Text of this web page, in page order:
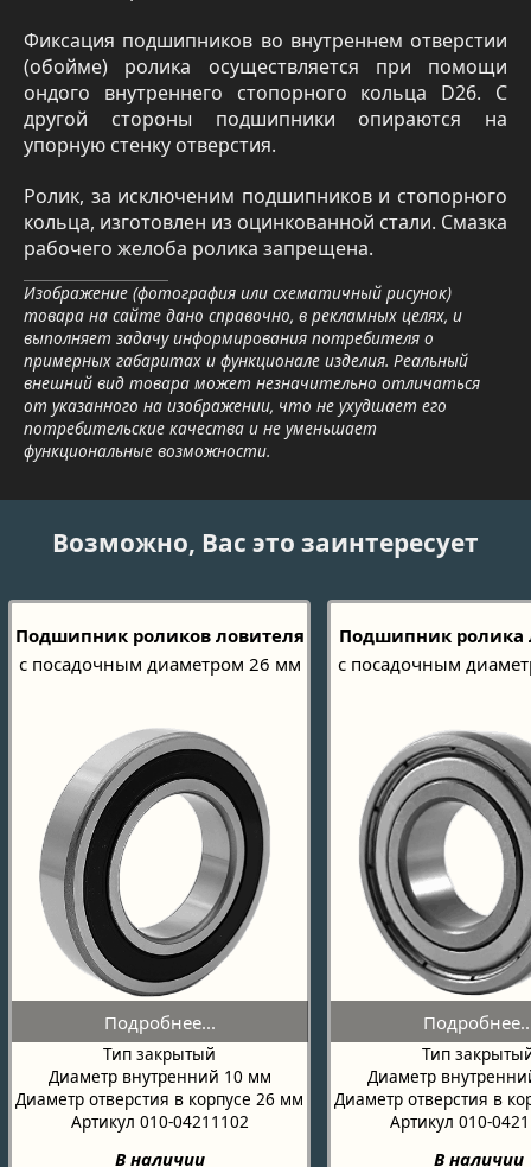
Фиксация подшипников во внутреннем отверстии
(обойме) ролика осуществляется при помощи
ондого внутреннего стопорного кольца D26. С
другой стороны подшипники опираются на
упорную стенку отверстия.
Ролик, за исключеним подшипников и стопорного
кольца, изготовлен из оцинкованной стали. Смазка
рабочего желоба ролика запрещена.
Изображение (фотография или схематичный рисунок)
товара на сайте дано справочно, в рекламных целях, и
выполняет задачу информирования потребителя о
примерных габаритах и функционале изделия. Реальный
внешний вид товара может незначительно отличаться
от указанного на изображении, что не ухудшает его
потребительские качества и не уменьшает
функциональные возможности.
Возможно, Вас это заинтересует
Подшипник роликов ловителя
с посадочным диаметром 26 мм
Тип закрытый
Диаметр внутренний 10 мм
Диаметр отверстия в корпусе 26 мм
Артикул 010-04211102
В наличии
Подшипник ролика
с посадочным
Тип
Диаметр
Диаметр отверстия в
Артикул 010-
В наличии